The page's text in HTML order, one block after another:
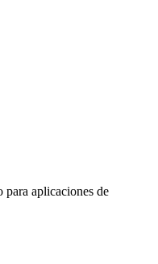
aplicaciones de